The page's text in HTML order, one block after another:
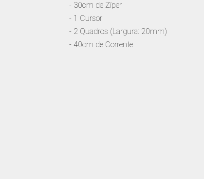
- 30cm de Zíper
- 1 Cursor
- 2 Quadros (Largura: 20mm)
- 40cm de Corrente